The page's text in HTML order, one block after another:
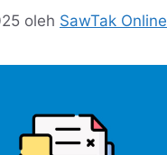
oleh SawTak Online